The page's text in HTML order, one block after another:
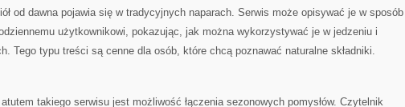
od dawna pojawia się w tradycyjnych naparach. Serwis może opisywać je w sposób
użytkownikowi, pokazując, jak można wykorzystywać je w jedzeniu i
Tego typu treści są cenne dla osób, które chcą poznawać naturalne składniki.
takiego serwisu jest możliwość łączenia sezonowych pomysłów. Czytelnik